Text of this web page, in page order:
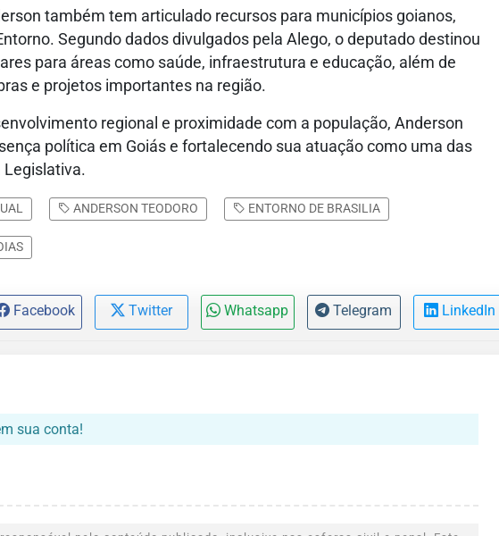
também tem articulado recursos para municípios goianos,
Segundo dados divulgados pela Alego, o deputado destinou
para áreas como saúde, infraestrutura e educação, além de
e projetos importantes na região.
regional e proximidade com a população, Anderson
política em Goiás e fortalecendo sua atuação como uma das
Legislativa.
ANDERSON TEODORO ENTORNO DE BRASILIA
Facebook Twitter Whatsapp Telegram LinkedIn
sua conta!